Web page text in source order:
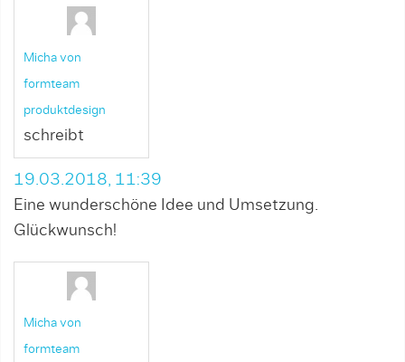
Micha von
formteam
produktdesign
schreibt
19.03.2018, 11:39
Eine wunderschöne Idee und Umsetzung.
Glückwunsch!
Micha von
formteam